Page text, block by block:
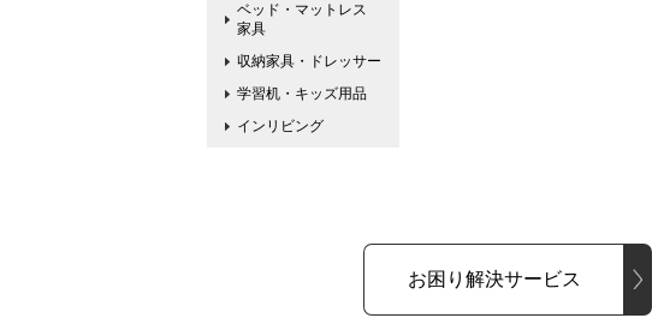
ベッド・マットレス
家具
収納家具・ドレッサー
学習机・キッズ用品
インリビング
お困り解決サービス